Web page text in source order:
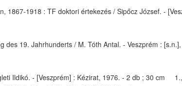
1867-1918 : TF doktori értekezés / Sipőcz József. -
des 19. Jahrhunderts / M. Tóth Antal. - Veszprém :
Ildikó. - [Veszprém] : Kézirat, 1976. - 2 db ; 30 cm